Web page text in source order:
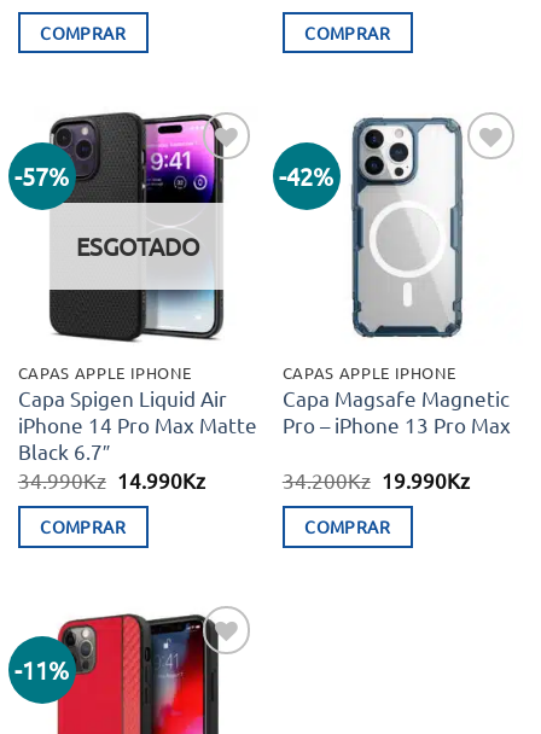
COMPRAR
original
era:
COMPRAR
-57%
Adicionar
aos meus
desejos
ESGOTADO
CAPAS APPLE IPHONE
Capa Spigen Liquid Air
iPhone 14 Pro Max Matte
Black 6.7″
34.990Kz O
original
era:
14.990KzO
COMPRAR
-42%
Adicionar
aos meus
desejos
CAPAS APPLE IPHONE
Capa Magsafe Magnetic
Pro – iPhone 13 Pro Max
34.200Kz O
original
era:
19.990KzO
COMPRAR
-11%
Adicionar
aos meus
desejos